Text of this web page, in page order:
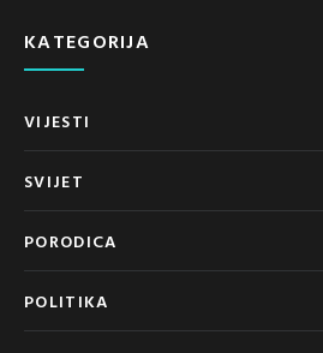
KATEGORIJA
VIJESTI
SVIJET
PORODICA
POLITIKA